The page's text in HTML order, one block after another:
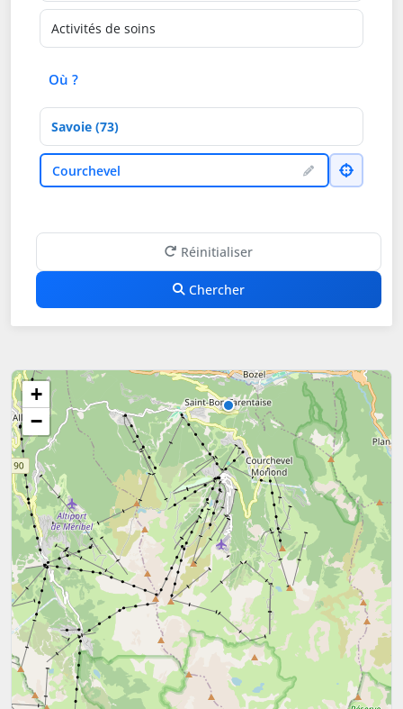
Activités de soins
Où ?
Département
VilleCourchevel
Réinitialiser
Chercher
+
−